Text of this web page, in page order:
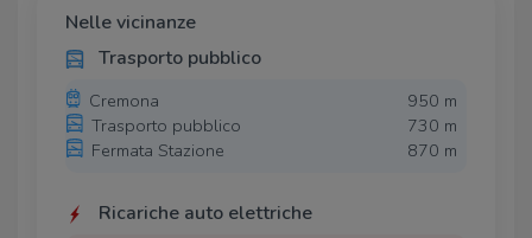
qualora il conduttore ne avesse si volesse una
metratura superiore, in adiacenza disponiamo d'ufficio
speculare e
comunicante.
UBICAZIONE E CONTESTO
50 km da Brescia, 75 km da Bergamo e 85 km da
Nelle vicinanze
Trasporto pubblico
Cremona
950 m
Trasporto pubblico
730 m
Fermata Stazione
870 m
Ricariche auto elettriche